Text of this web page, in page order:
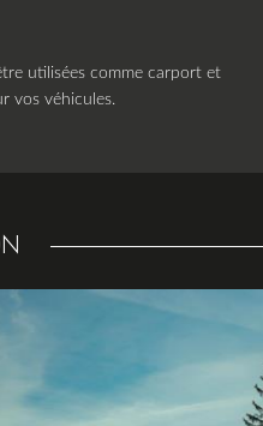
utilisées comme carport et
vos véhicules.